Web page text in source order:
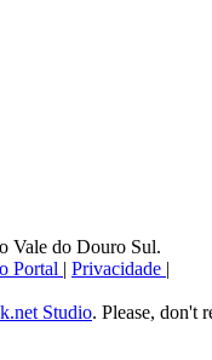
Vale do Douro Sul.
Portal | Privacidade |
Studio. Please, don't